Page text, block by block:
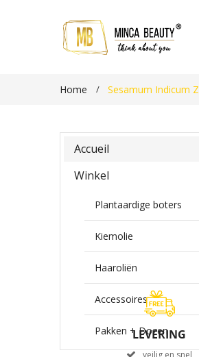
Home Sesamum Indicum
Accueil
Winkel
Plantaardige boters
Kiemolie
Haaroliën
Accessoires
Pakken + Dozen
LEVERING